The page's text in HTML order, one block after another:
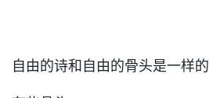
自由的诗和自由的骨头是一样的